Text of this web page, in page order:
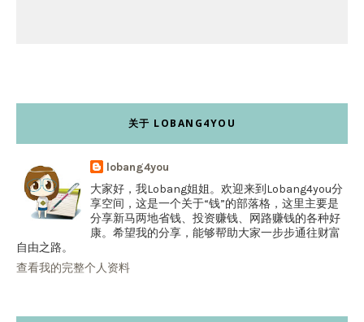
关于 LOBANG4YOU
lobang4you
大家好，我Lobang姐姐。欢迎来到Lobang4you分
享空间，这是一个关于“钱”的部落格，这里主要是
分享新马两地省钱、投资赚钱、网路赚钱的各种好
康。希望我的分享，能够帮助大家一步步通往财富
自由之路。
查看我的完整个人资料